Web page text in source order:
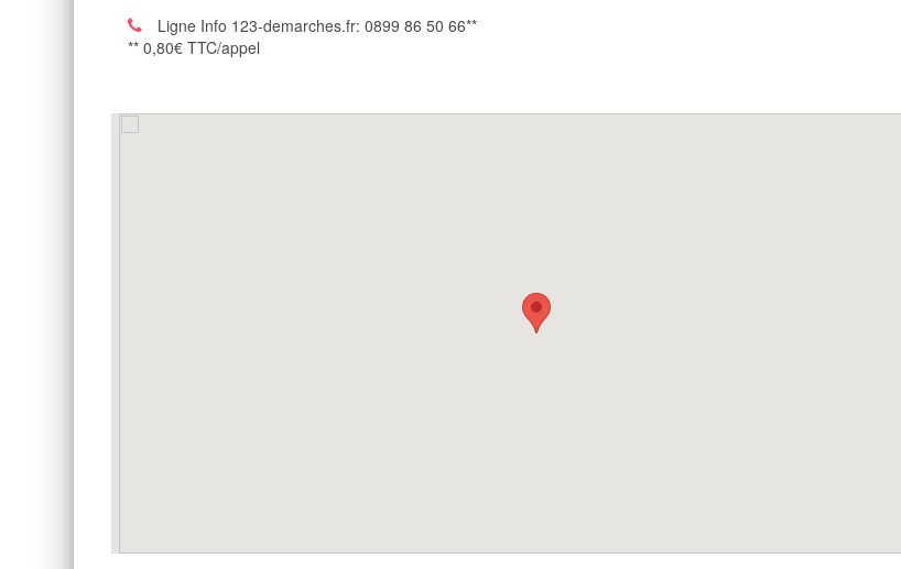
Ligne Info 123-demarches.fr: 0899 86 50 66**
** 0,80€ TTC/appel